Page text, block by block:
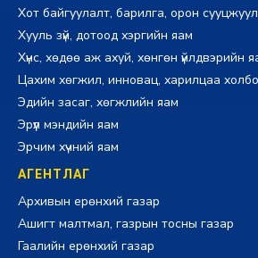
Хот байгуулалт, барилга, орон
Хууль зүй, дотоод хэргийн яам
Хүнс, хөдөө аж ахуй, хөнгөн үйлдвэрийн
Цахим хөгжил, инновац, харилцаа
Эдийн засаг, хөгжлийн яам
Эрүүл мэндийн яам
Эрчим хүчний яам
АГЕНТЛАГ
Архивын ерөнхий газар
Ашигт малтмал, газрын тосны газар
Гаалийн ерөнхий газар